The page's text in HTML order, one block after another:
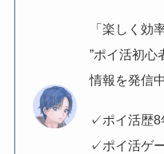
「楽しく効
”ポイ活初心
情報を発信
✓ポイ活歴8
✓ポイ活ゲ